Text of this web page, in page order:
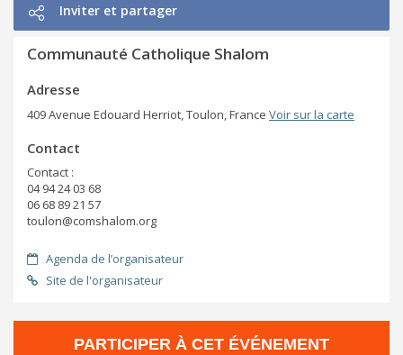
Inviter et partager
Communauté Catholique Shalom
Adresse
409 Avenue Edouard Herriot, Toulon, France Voir sur la carte
Contact
Contact :
04 94 24 03 68
06 68 89 21 57
toulon@comshalom.org
Agenda de l’organisateur
Site de l'organisateur
PARTICIPER À CET ÉVÉNEMENT